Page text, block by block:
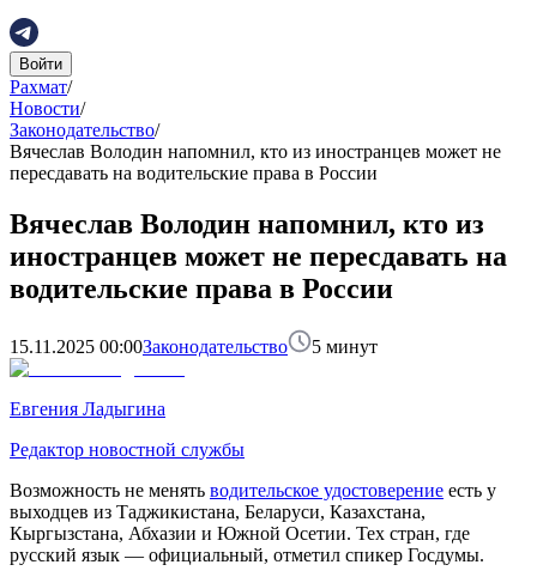
Войти
Рахмат/
Новости/
Законодательство/
Вячеслав Володин напомнил, кто из иностранцев может не
пересдавать на водительские права в России
Вячеслав Володин напомнил, кто из
иностранцев может не пересдавать на
водительские права в России
15.11.2025 00:00Законодательство 5 минут
Евгения Ладыгина
Редактор новостной службы
Возможность не менять водительское удостоверение есть у
выходцев из Таджикистана, Беларуси, Казахстана,
Кыргызстана, Абхазии и Южной Осетии. Тех стран, где
русский язык — официальный, отметил спикер Госдумы.